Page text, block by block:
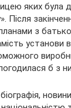
яких була
Після
з
установи
б з